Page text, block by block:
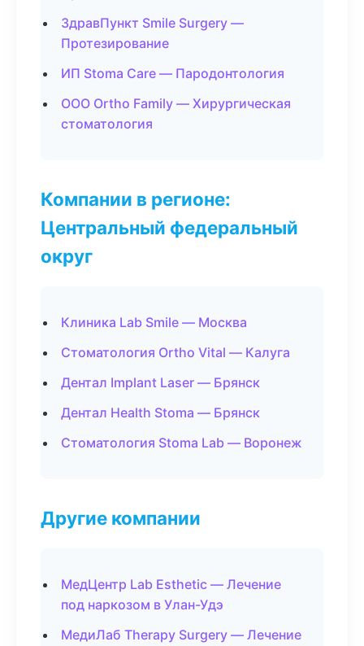
ЗдравПункт Smile Surgery —
Протезирование
ИП Stoma Care — Пародонтология
ООО Ortho Family — Хирургическая
стоматология
Компании в регионе:
Центральный федеральный
округ
Клиника Lab Smile — Москва
Стоматология Ortho Vital — Калуга
Дентал Implant Laser — Брянск
Дентал Health Stoma — Брянск
Стоматология Stoma Lab — Воронеж
Другие компании
МедЦентр Lab Esthetic — Лечение
под наркозом в Улан-Удэ
МедиЛаб Therapy Surgery — Лечение